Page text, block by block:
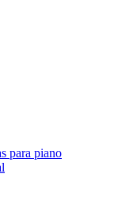
para piano